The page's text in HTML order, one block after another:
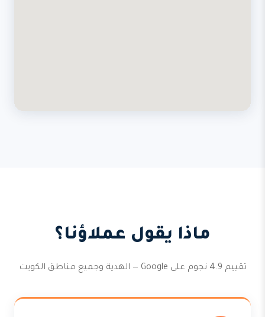
ماذا يقول عملاؤنا؟
تقييم 4.9 نجوم على Google — الهدية وجميع مناطق الكويت